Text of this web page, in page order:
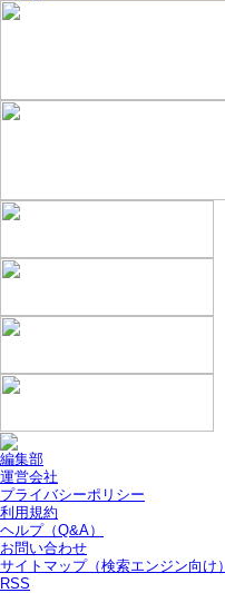
編集部
運営会社
プライバシーポリシー
利用規約
ヘルプ（Q&A）
お問い合わせ
サイトマップ（検索エンジン向け）
RSS